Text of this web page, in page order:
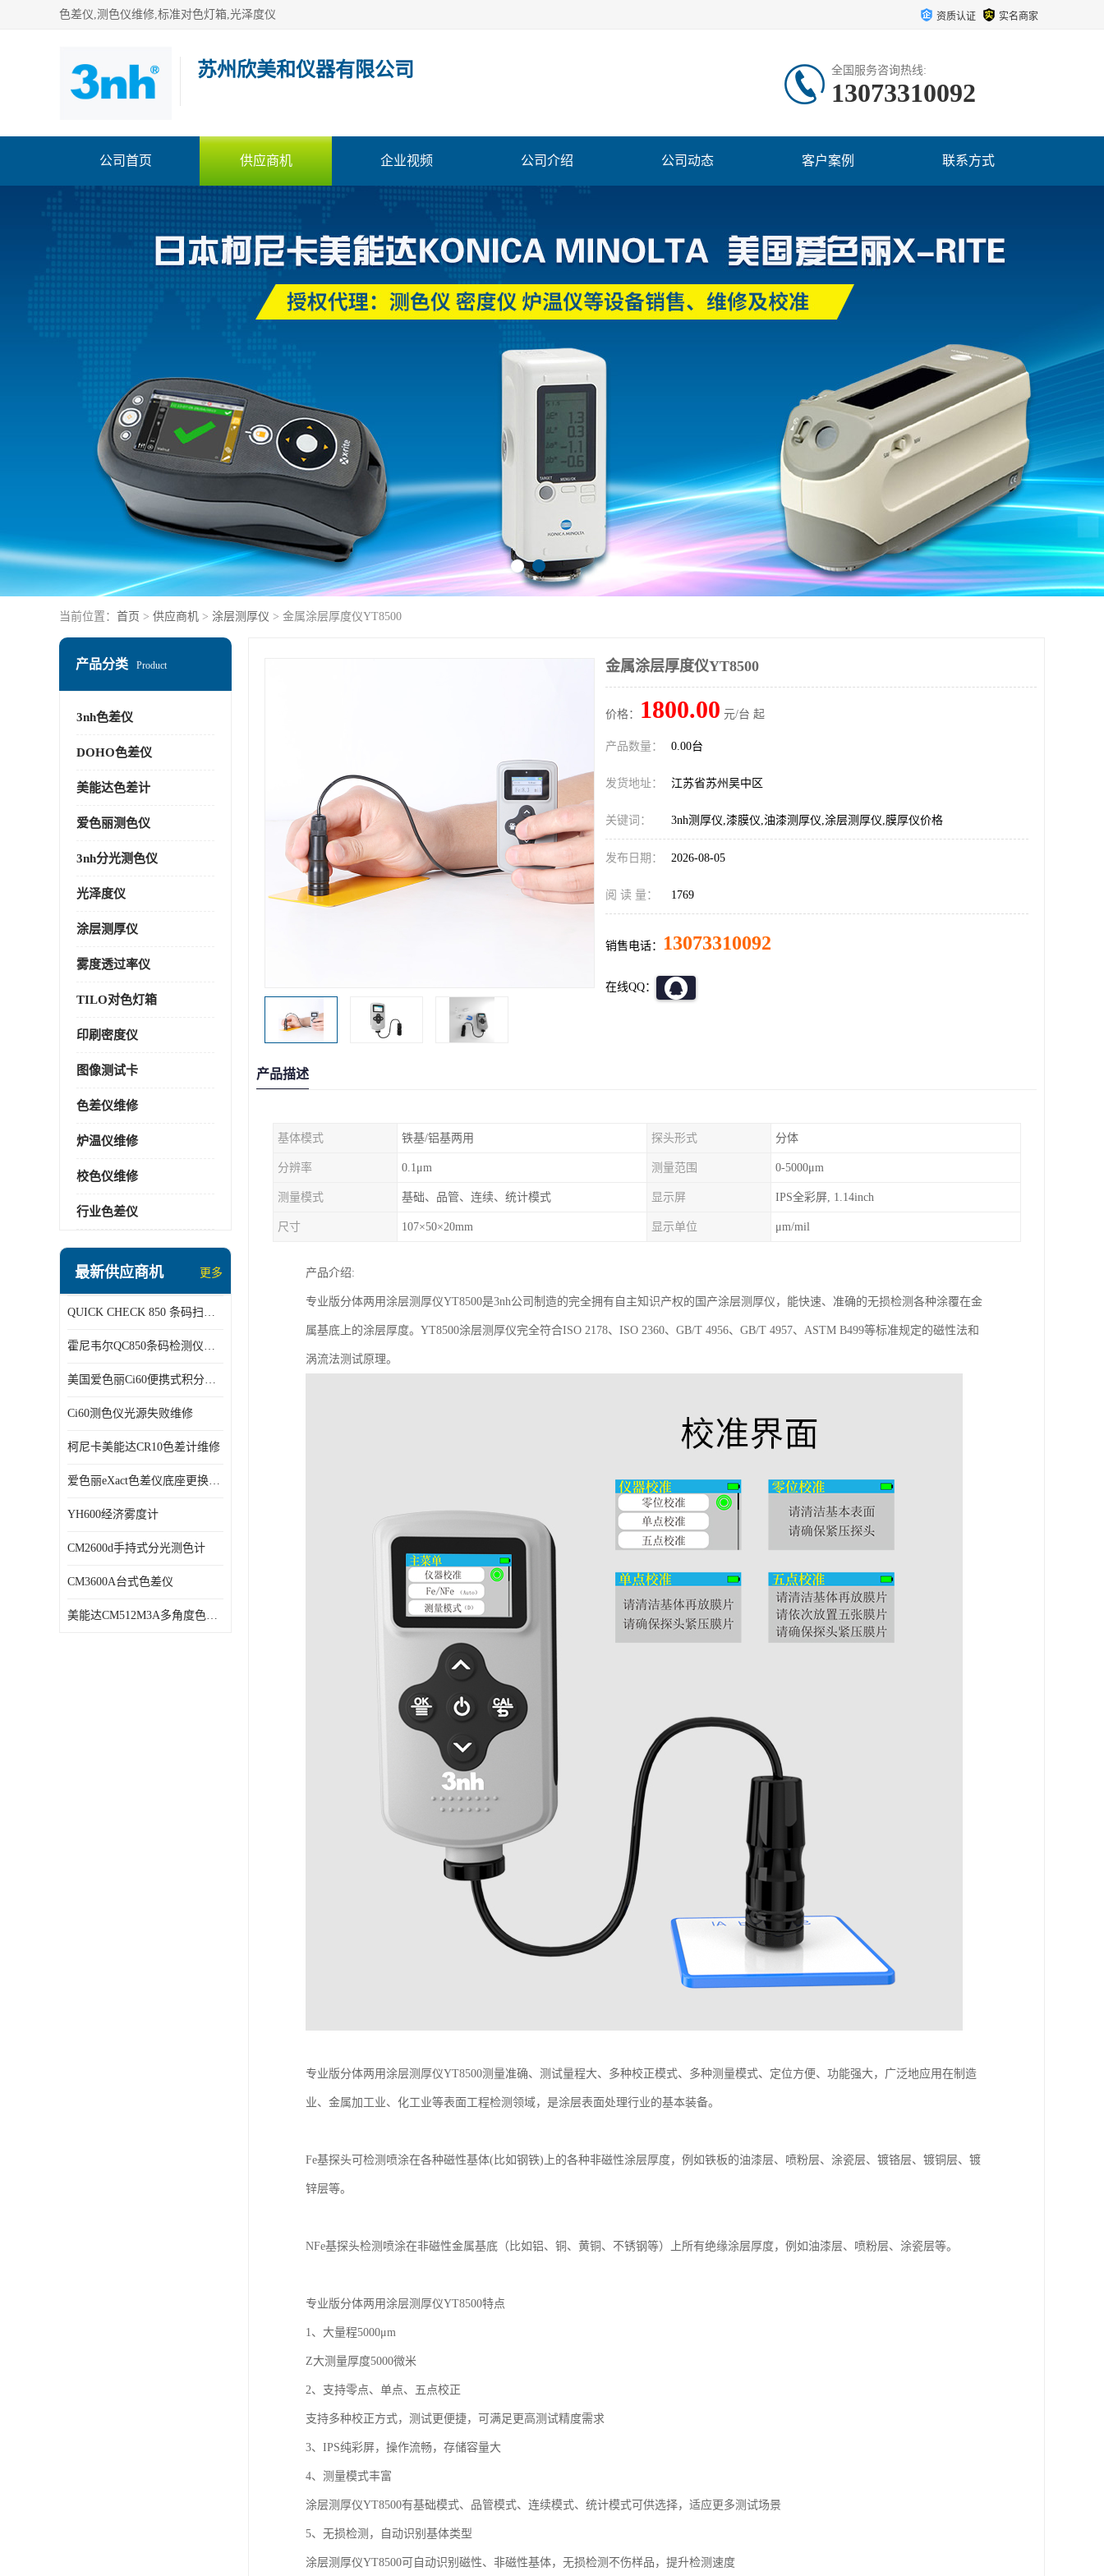
色差仪,测色仪维修,标准对色灯箱,光泽度仪 资质认证 实名商家
苏州欣美和仪器有限公司 全国服务咨询热线:
13073310092
公司首页 供应商机 企业视频 公司介绍 公司动态 客户案例 联系方式
当前位置： 首页 > 供应商机 > 涂层测厚仪 > 金属涂层厚度仪YT8500
产品分类 Product
3nh色差仪
DOHO色差仪
美能达色差计
爱色丽测色仪
3nh分光测色仪
光泽度仪
涂层测厚仪
雾度透过率仪
TILO对色灯箱
印刷密度仪
图像测试卡
色差仪维修
炉温仪维修
校色仪维修
行业色差仪
最新供应商机 更多
QUICK CHECK 850 条码扫描仪维修
霍尼韦尔QC850条码检测仪维修
美国爱色丽Ci60便携式积分球分光光度仪
Ci60测色仪光源失败维修
柯尼卡美能达CR10色差计维修
爱色丽eXact色差仪底座更换维修
YH600经济雾度计
CM2600d手持式分光测色计
CM3600A台式色差仪
美能达CM512M3A多角度色差仪维修
金属涂层厚度仪YT8500
价格： 1800.00 元/台 起
产品数量： 0.00台
发货地址： 江苏省苏州吴中区
关键词： 3nh测厚仪,漆膜仪,油漆测厚仪,涂层测厚仪,膜厚仪价格
发布日期： 2026-08-05
阅 读 量： 1769
销售电话： 13073310092
在线QQ：
产品描述
基体模式 铁基/铝基两用 探头形式 分体
分辨率 0.1μm 测量范围 0-5000μm
测量模式 基础、品管、连续、统计模式 显示屏 IPS全彩屏, 1.14inch
尺寸 107×50×20mm 显示单位 μm/mil
产品介绍:
专业版分体两用涂层测厚仪YT8500是3nh公司制造的完全拥有自主知识产权的国产涂层测厚仪，能快速、 准确的无损检测各种涂覆在金
属基底上的涂层厚度。 YT8500涂层测厚仪完全符合ISO 2178、ISO 2360、GB/T 4956、GB/T 4957、ASTM B499等标准规定的磁性法和
涡流法测试原理。
专业版分体两用涂层测厚仪YT8500测量准确、测试量程大、多种校正模式、多种测量模式、定位方便、功能强大，广泛地应用在制造
业、金属加工业、化工业等表面工程检测领域，是涂层表面处理行业的基本装备。
Fe基探头可检测喷涂在各种磁性基体(比如钢铁)上的各种非磁性涂层厚度，例如铁板的油漆层、喷粉层、涂瓷层、镀铬层、镀铜层、镀
锌层等。
NFe基探头检测喷涂在非磁性金属基底（比如铝、铜、黄铜、不锈钢等）上所有绝缘涂层厚度，例如油漆层、喷粉层、涂瓷层等。
专业版分体两用涂层测厚仪YT8500特点
1、大量程5000μm
Z大测量厚度5000微米
2、支持零点、单点、五点校正
支持多种校正方式，测试更便捷，可满足更高测试精度需求
3、IPS纯彩屏，操作流畅，存储容量大
4、测量模式丰富
涂层测厚仪YT8500有基础模式、品管模式、连续模式、统计模式可供选择，适应更多测试场景
5、无损检测，自动识别基体类型
涂层测厚仪YT8500可自动识别磁性、非磁性基体，无损检测不伤样品，提升检测速度